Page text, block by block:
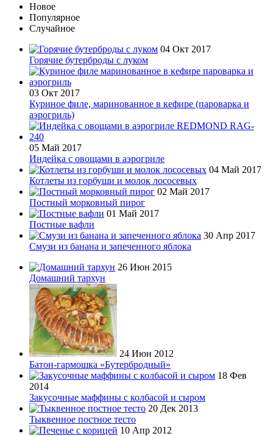
Новое
Популярное
Случайное
04 Окт 2017
Горячие бутерброды с луком
03 Окт 2017
Куриное филе, маринованное в кефире (пароварка и
аэрогриль)
05 Май 2017
Индейка с овощами в аэрогриле
04 Май 2017
Котлеты из горбуши и молок лососевых
02 Май 2017
Постный морковный пирог
01 Май 2017
Постные вафли
30 Апр 2017
Смузи из банана и запеченного яблока
26 Июн 2015
Домашний тархун
24 Июн 2012
Батон-гармошка «Бутербродный»
18 Фев
2014
Закусочные маффины с колбасой и сыром
20 Дек 2013
Тыквенное постное тесто
10 Апр 2012